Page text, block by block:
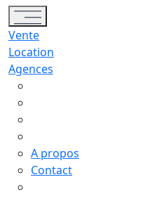
Toggle navigation
Vente
Location
Agences
A propos
Contact